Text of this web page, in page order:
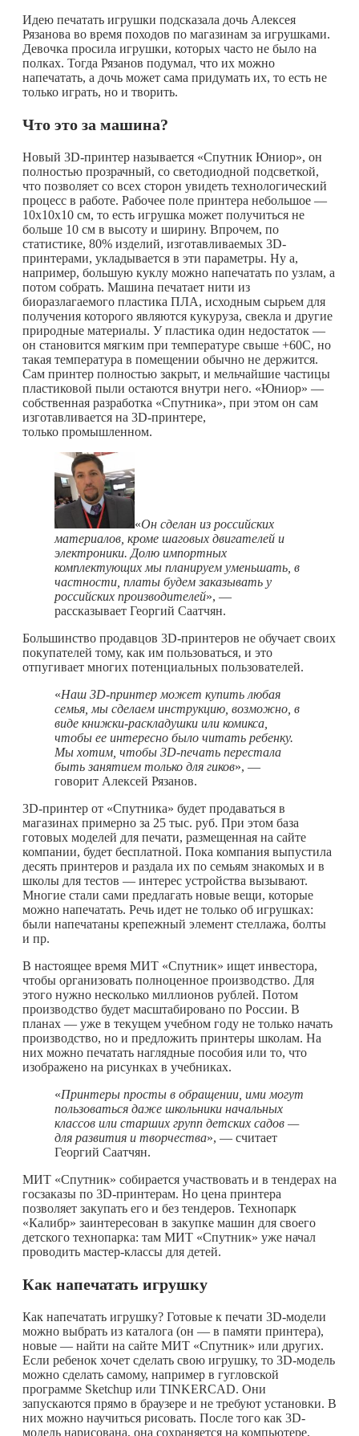
Идею печатать игрушки подсказала дочь Алексея
Рязанова во время походов по магазинам за игрушками.
Девочка просила игрушки, которых часто не было на
полках. Тогда Рязанов подумал, что их можно
напечатать, а дочь может сама придумать их, то есть не
только играть, но и творить.
Что это за машина?
Новый 3D-принтер называется «Спутник Юниор», он
полностью прозрачный, со светодиодной подсветкой,
что позволяет со всех сторон увидеть технологический
процесс в работе. Рабочее поле принтера небольшое —
10x10x10 см, то есть игрушка может получиться не
больше 10 см в высоту и ширину. Впрочем, по
статистике, 80% изделий, изготавливаемых 3D-
принтерами, укладывается в эти параметры. Ну а,
например, большую куклу можно напечатать по узлам, а
потом собрать. Машина печатает нити из
биоразлагаемого пластика ПЛА, исходным сырьем для
получения которого являются кукуруза, свекла и другие
природные материалы. У пластика один недостаток —
он становится мягким при температуре свыше +60С, но
такая температура в помещении обычно не держится.
Сам принтер полностью закрыт, и мельчайшие частицы
пластиковой пыли остаются внутри него. «Юниор» —
собственная разработка «Спутника», при этом он сам
изготавливается на 3D-принтере,
только промышленном.
«Он сделан из российских
материалов, кроме шаговых двигателей и
электроники. Долю импортных
комплектующих мы планируем уменьшать, в
частности, платы будем заказывать у
российских производителей», —
рассказывает Георгий Саатчян.
Большинство продавцов 3D-принтеров не обучает своих
покупателей тому, как им пользоваться, и это
отпугивает многих потенциальных пользователей.
«Наш 3D-принтер может купить любая
семья, мы сделаем инструкцию, возможно, в
виде книжки-раскладушки или комикса,
чтобы ее интересно было читать ребенку.
Мы хотим, чтобы 3D-печать перестала
быть занятием только для гиков», —
говорит Алексей Рязанов.
3D-принтер от «Спутника» будет продаваться в
магазинах примерно за 25 тыс. руб. При этом база
готовых моделей для печати, размещенная на сайте
компании, будет бесплатной. Пока компания выпустила
десять принтеров и раздала их по семьям знакомых и в
школы для тестов — интерес устройства вызывают.
Многие стали сами предлагать новые вещи, которые
можно напечатать. Речь идет не только об игрушках:
были напечатаны крепежный элемент стеллажа, болты
и пр.
В настоящее время МИТ «Спутник» ищет инвестора,
чтобы организовать полноценное производство. Для
этого нужно несколько миллионов рублей. Потом
производство будет масштабировано по России. В
планах — уже в текущем учебном году не только начать
производство, но и предложить принтеры школам. На
них можно печатать наглядные пособия или то, что
изображено на рисунках в учебниках.
«Принтеры просты в обращении, ими могут
пользоваться даже школьники начальных
классов или старших групп детских садов —
для развития и творчества», — считает
Георгий Саатчян.
МИТ «Спутник» собирается участвовать и в тендерах на
госзаказы по 3D-принтерам. Но цена принтера
позволяет закупать его и без тендеров. Технопарк
«Калибр» заинтересован в закупке машин для своего
детского технопарка: там МИТ «Спутник» уже начал
проводить мастер-классы для детей.
Как напечатать игрушку
Как напечатать игрушку? Готовые к печати 3D-модели
можно выбрать из каталога (он — в памяти принтера),
новые — найти на сайте МИТ «Спутник» или других.
Если ребенок хочет сделать свою игрушку, то 3D-модель
можно сделать самому, например в гугловской
программе Sketchup или TINKERCAD. Они
запускаются прямо в браузере и не требуют установки. В
них можно научиться рисовать. После того как 3D-
модель нарисована, она сохраняется на компьютере,